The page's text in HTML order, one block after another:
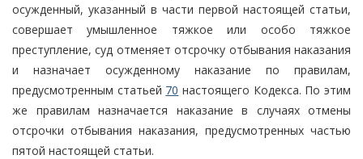
осужденный, указанный в части первой настоящей статьи,
совершает умышленное тяжкое или особо тяжкое
преступление, суд отменяет отсрочку отбывания наказания
и назначает осужденному наказание по правилам,
предусмотренным статьей 70 настоящего Кодекса. По этим
же правилам назначается наказание в случаях отмены
отсрочки отбывания наказания, предусмотренных частью
пятой настоящей статьи.